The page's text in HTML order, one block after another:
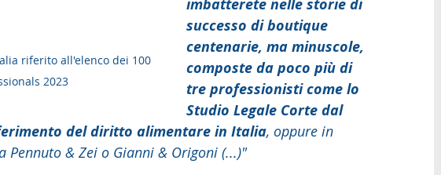
riferito all'elenco dei 100
2023
imbatterete nelle storie di
successo di boutique
centenarie, ma minuscole,
composte da poco più di
tre professionisti come lo
Studio Legale Corte dal
del diritto alimentare in Italia, oppure in
Pennuto & Zei o Gianni & Origoni (...)"